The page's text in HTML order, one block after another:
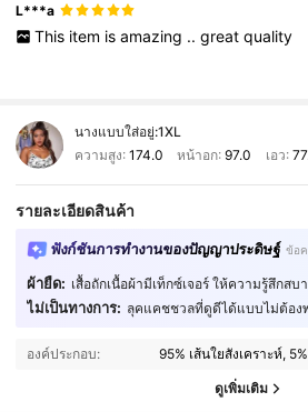
L***a
This item is amazing .. great quality
นางแบบใส่อยู่:1XL
ความสูง: 174.0 หน้าอก:97.0 เอว:
รายละเอียดสินค้า
ฟังก์ชันการทำงานของปัญญาประดิษฐ์ ข้อค
ผ้ายืด: เสื้อถักเนื้อผ้ามีเท็กซ์เจอร์ ให้ความรู้สึกสบ
ไม่เป็นทางการ: ลุคแคชชวลที่ดูดีได้แบบไม่ต้อง
องค์ประกอบ: 95% เส้นใยสังเคราะห์,
ดูเพิ่มเติม
4.90 398K ผู้ติดตาม